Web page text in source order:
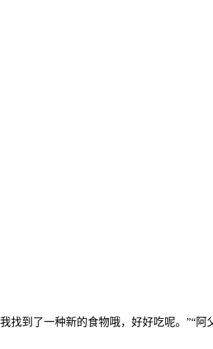
找到了一种新的食物哦，好好吃呢。”“